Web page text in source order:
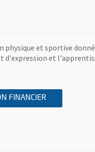
et sportive
et
FINANCIERA
, OUVRE UNE